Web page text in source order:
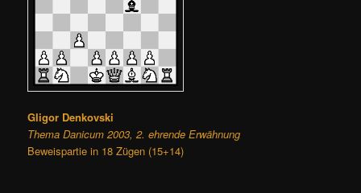
Gligor Denkovski
Thema Danicum 2003, 2. ehrende Erwähnung
Beweispartie in 18 Zügen (15+14)